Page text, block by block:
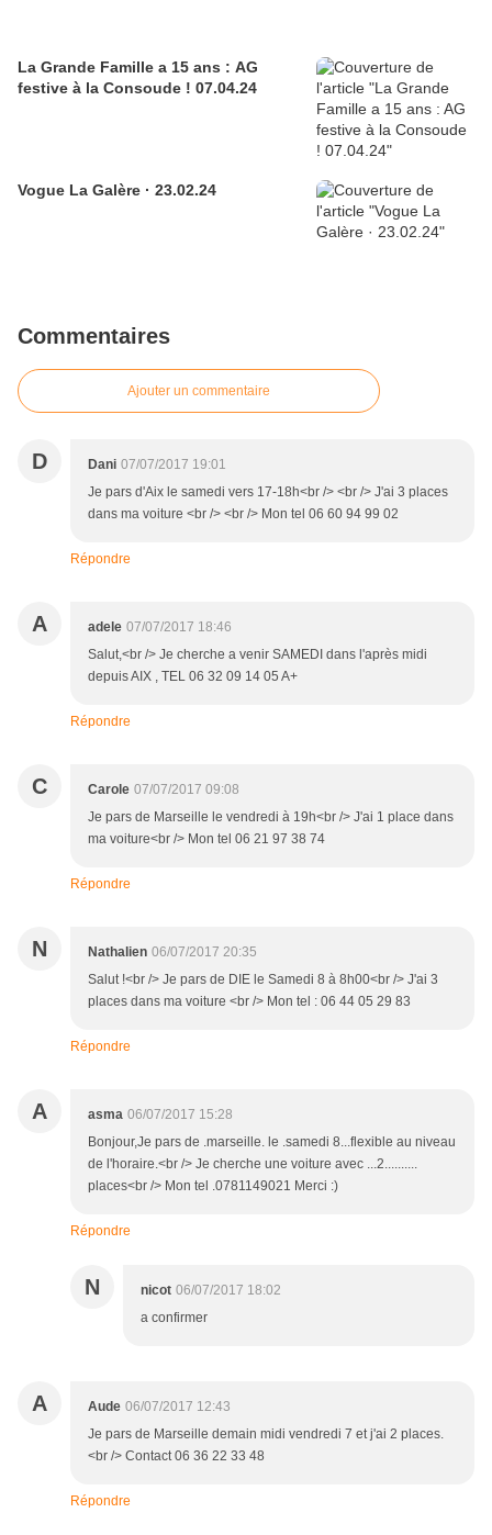
La Grande Famille a 15 ans : AG
festive à la Consoude ! 07.04.24
Vogue La Galère · 23.02.24
Commentaires
Ajouter un commentaire
D Dani 07/07/2017 19:01
Je pars d'Aix le samedi vers 17-18h<br /> <br /> J'ai 3 places
dans ma voiture <br /> <br /> Mon tel 06 60 94 99 02
Répondre
A adele 07/07/2017 18:46
Salut,<br /> Je cherche a venir SAMEDI dans l'après midi
depuis AIX , TEL 06 32 09 14 05 A+
Répondre
C Carole 07/07/2017 09:08
Je pars de Marseille le vendredi à 19h<br /> J'ai 1 place dans
ma voiture<br /> Mon tel 06 21 97 38 74
Répondre
N Nathalien 06/07/2017 20:35
Salut !<br /> Je pars de DIE le Samedi 8 à 8h00<br /> J'ai 3
places dans ma voiture <br /> Mon tel : 06 44 05 29 83
Répondre
A asma 06/07/2017 15:28
Bonjour,Je pars de .marseille. le .samedi 8...flexible au niveau
de l'horaire.<br /> Je cherche une voiture avec ...2..........
places<br /> Mon tel .0781149021 Merci :)
Répondre
N nicot 06/07/2017 18:02
a confirmer
A Aude 06/07/2017 12:43
Je pars de Marseille demain midi vendredi 7 et j'ai 2 places.
<br /> Contact 06 36 22 33 48
Répondre